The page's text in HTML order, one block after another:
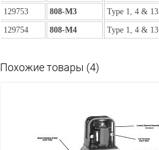
129753 808-M3 Type 1, 4 & 13
129754 808-M4 Type 1, 4 & 13
Похожие товары (4)